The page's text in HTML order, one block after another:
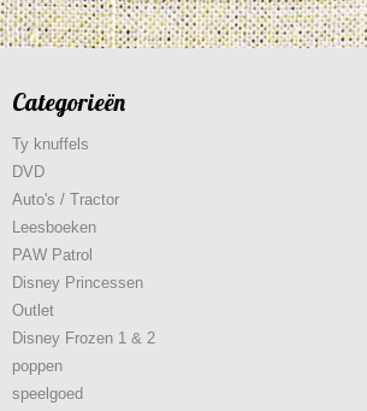
Categorieën
Ty knuffels
DVD
Auto's / Tractor
Leesboeken
PAW Patrol
Disney Princessen
Outlet
Disney Frozen 1 & 2
poppen
speelgoed